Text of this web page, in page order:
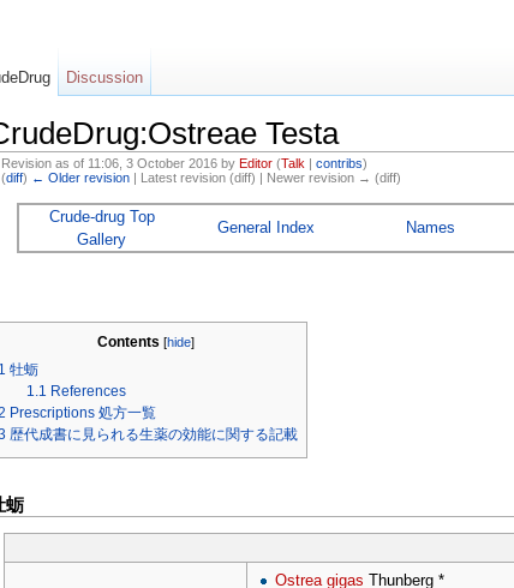
Testa
Revision as of 11:06, 3 October 2016 by Editor (Talk | contribs)
(diff) ← Older revision| Latest revision (diff) | Newer revision → (diff)
Crude-drug Top
Gallery
General Index Names
Contents [hide]
1 牡蛎
1.1 References
Prescriptions 処方一覧
歴代成書に見られる生薬の効能に関する記載
蛎
Ostrea gigas Thunberg *
Discussion